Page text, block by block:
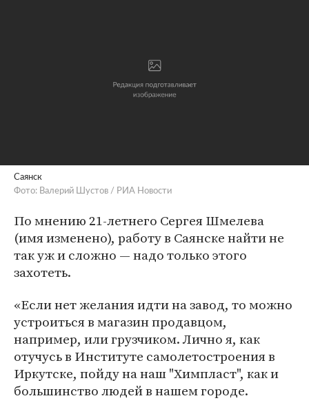
Саянск
Фото: Валерий Шустов / РИА Новости
По мнению 21-летнего Сергея Шмелева
(имя изменено), работу в Саянске найти не
так уж и сложно — надо только этого
захотеть.
«Если нет желания идти на завод, то можно
устроиться в магазин продавцом,
например, или грузчиком. Лично я, как
отучусь в Институте самолетостроения в
Иркутске, пойду на наш "Химпласт", как и
большинство людей в нашем городе.